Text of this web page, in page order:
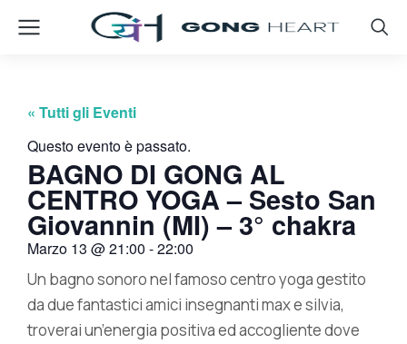
« Tutti gli Eventi
Questo evento è passato.
BAGNO DI GONG AL
CENTRO YOGA – Sesto San
Giovannin (MI) – 3° chakra
Marzo 13 @21:00 -22:00
Un bagno sonoro nel famoso centro yoga gestito
da due fantastici amici insegnanti max e silvia,
troverai un’energia positiva ed accogliente dove